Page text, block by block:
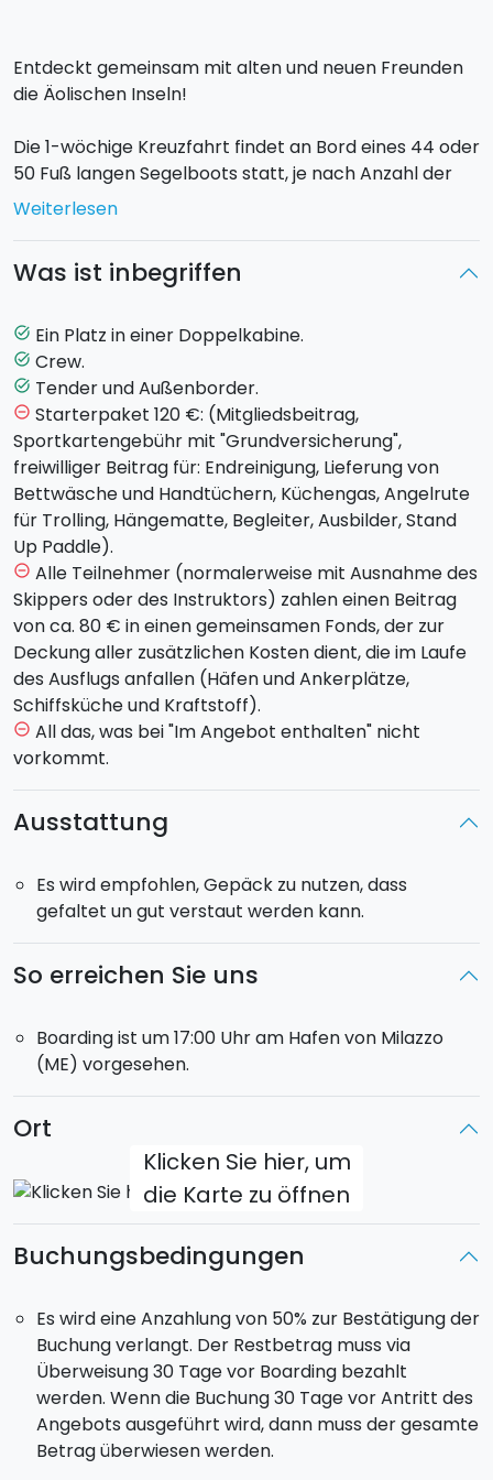
Entdeckt gemeinsam mit alten und neuen Freunden
die Äolischen Inseln!
Die 1-wöchige Kreuzfahrt findet an Bord eines 44 oder
50 Fuß langen Segelboots statt, je nach Anzahl der
Personen, die an der Kreuzfahrt teilnehmen. Das 44-
und 3 Badezimmer.
Das Programm der Kreuzfahrt:
SAMSTAG - MILAZZO
Boarding am Hafen von Milazzo um 17:00 Uhr
Willkommensaperitiv. Es folgt eine kurzeEinweisung
durch die Crew, die es euch ermöglicht, die Menschen
an Bord kennenzulernen sowie einige
Verhaltensregeln, die es während eures Aufenthalts
an Bord zu beachten gibt. Bezug der Kabinen mit
eurem Gepäck. Es wird gemeinsam entschieden, was
für die Schiffsküche zu kaufen ist. Gemeinsamer
Einkauf im Supermarkt und anschließende Tour durch
Milazzo und Umgebung.
SONNTAG - LIPARI UND PANAREA
Mit Abfahrt in Milazzo kommt ihr nach ca. 3 Stunden
von Pomice
gesamten Tag verbringen, Tauchen, Entspannen und
Panareaist gegen 17:00 Uhr vorgesehen. Hier werdet
ihr die InselnLisca Bianca und Lisca Nera
besichtigen. Mit einem Drink werdet ihr dem
Sonnenuntergang entgegen tanzen und schließlich in
ihr an Bord bleiben oder euch ins Nachtleben der
Insel stürzen möchtet.
MONTAG - PANAREA UND STROMBOLI
Ihr befindet euch noch immer in Panarea. Gleich frühs
am Morgen ist es angenehm, einen Spaziergang
durch die Straßen des Zentrums zu machen. Am
Vormittag werdet ihr die Insel und ihreversteckten
Buchten und Strände erkunden
könnt entscheiden, ob ihr an Bord bleiben und das
eruptive Schauspiel vom Meer aus bewundern
möchtet oder doch lieber das Nachtleben der Insel
erkundet... eine echte Show!
DIENSTAG - SALINA
Abfahrt zur Insel
Weiterlesen
Was ist inbegriffen
task_alt Ein Platz in einer Doppelkabine.
task_alt Crew.
task_alt Tender und Außenborder.
remove_circle_outline Starterpaket 120 €: (Mitgliedsbeitrag,
Sportkartengebühr mit "Grundversicherung",
freiwilliger Beitrag für: Endreinigung, Lieferung von
Bettwäsche und Handtüchern, Küchengas, Angelrute
für Trolling, Hängematte, Begleiter, Ausbilder, Stand
Up Paddle).
remove_circle_outline Alle Teilnehmer (normalerweise mit Ausnahme des
Skippers oder des Instruktors) zahlen einen Beitrag
von ca. 80 € in einen gemeinsamen Fonds, der zur
Deckung aller zusätzlichen Kosten dient, die im Laufe
des Ausflugs anfallen (Häfen und Ankerplätze,
Schiffsküche und Kraftstoff).
remove_circle_outline All das, was bei "Im Angebot enthalten" nicht
vorkommt.
Ausstattung
Es wird empfohlen, Gepäck zu nutzen, dass
gefaltet un gut verstaut werden kann.
So erreichen Sie uns
Boarding ist um 17:00 Uhr am Hafen von Milazzo
(ME) vorgesehen.
Ort
Klicken Sie hier, um
die Karte zu öffnen
Buchungsbedingungen
Es wird eine Anzahlung von 50% zur Bestätigung der
Buchung verlangt. Der Restbetrag muss via
Überweisung 30 Tage vor Boarding bezahlt
werden. Wenn die Buchung 30 Tage vor Antritt des
Angebots ausgeführt wird, dann muss der gesamte
Betrag überwiesen werden.